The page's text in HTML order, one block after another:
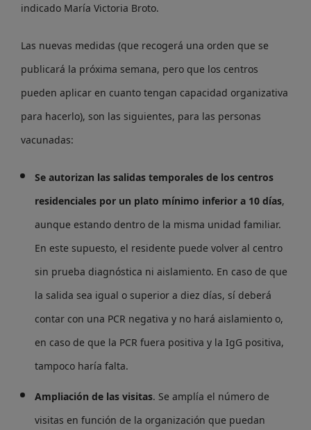
indicado María Victoria Broto.
Las nuevas medidas (que recogerá una orden que se
publicará la próxima semana, pero que los centros
pueden aplicar en cuanto tengan capacidad organizativa
para hacerlo), son las siguientes, para las personas
vacunadas:
Se autorizan las salidas temporales de los centros
residenciales por un plato mínimo inferior a 10 días,
aunque estando dentro de la misma unidad familiar.
En este supuesto, el residente puede volver al centro
sin prueba diagnóstica ni aislamiento. En caso de que
la salida sea igual o superior a diez días, sí deberá
contar con una PCR negativa y no hará aislamiento o,
en caso de que la PCR fuera positiva y la IgG positiva,
tampoco haría falta.
Ampliación de las visitas. Se amplía el número de
visitas en función de la organización que puedan